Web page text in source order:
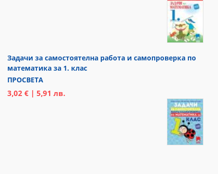
Задачи за самостоятелна работа и самопроверка по
математика за 1. клас
ПРОСВЕТА
3,02 € | 5,91 лв.